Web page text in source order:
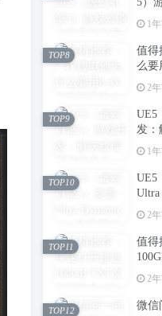
型（
1
值得
么要
2
TOP8
UE5
发：
造
1
TOP9
UE5
Ultra
的
2
TOP10
值得
2
TOP11
微信
TOP12